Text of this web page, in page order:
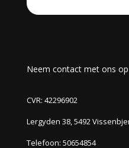
Neem contact met ons op
CVR: 42296902
Lergyden 38, 5492
Telefoon: 50654854